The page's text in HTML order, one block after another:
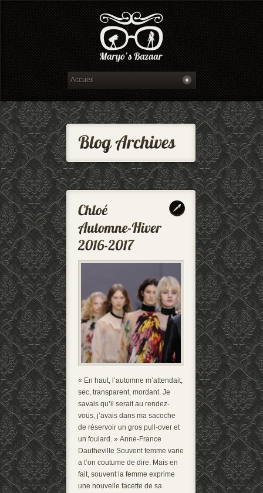
« En haut, l’automne m’attendait,
sec, transparent, mordant. Je
savais qu’il serait au rendez-
vous, j’avais dans ma sacoche
de réservoir un gros pull-over et
un foulard. » Anne-France
Dautheville Souvent femme varie
a t’on coutume de dire. Mais en
fait, souvent la femme exprime
une nouvelle facette de sa